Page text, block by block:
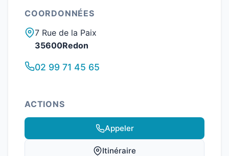
COORDONNÉES
7 Rue de la Paix
35600Redon
02 99 71 45 65
ACTIONS
Appeler
Itinéraire